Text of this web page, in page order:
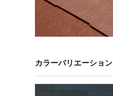
カラーバリエーション